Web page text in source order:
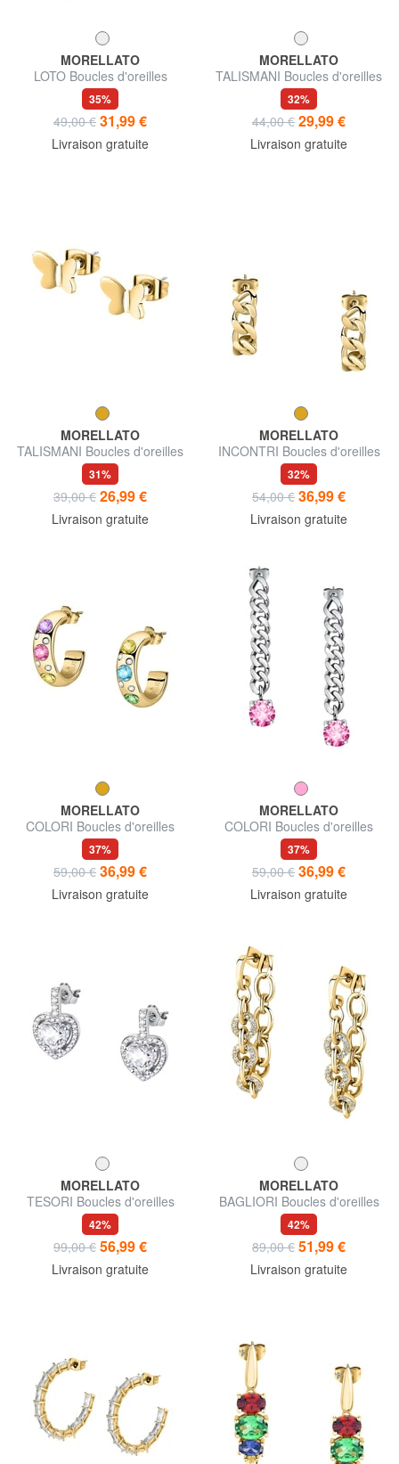
MORELLATO
LOTO Boucles d'oreilles
35%
49,00 € 31,99 €
Livraison gratuite
MORELLATO
TALISMANI Boucles d'oreilles
32%
44,00 € 29,99 €
Livraison gratuite
MORELLATO
TALISMANI Boucles d'oreilles
31%
39,00 € 26,99 €
Livraison gratuite
MORELLATO
INCONTRI Boucles d'oreilles
32%
54,00 € 36,99 €
Livraison gratuite
MORELLATO
COLORI Boucles d'oreilles
37%
59,00 € 36,99 €
Livraison gratuite
MORELLATO
COLORI Boucles d'oreilles
37%
59,00 € 36,99 €
Livraison gratuite
MORELLATO
TESORI Boucles d'oreilles
42%
99,00 € 56,99 €
Livraison gratuite
MORELLATO
BAGLIORI Boucles d'oreilles
42%
89,00 € 51,99 €
Livraison gratuite